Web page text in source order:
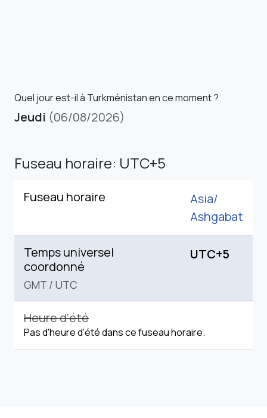
Quel jour est-il à Turkménistan en ce moment ?
Jeudi (06/08/2026)
Fuseau horaire: UTC+5
Fuseau horaire
Asia/
Ashgabat
Temps universel
coordonné
GMT / UTC
UTC+5
Heure d'été
Pas d'heure d'été dans ce fuseau horaire.